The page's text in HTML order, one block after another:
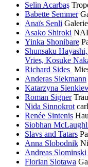
Selin Acarbaş
Babette Semmer
Anaïs Senli
Asako Shiroki
Yinka Shonibare
Shunsaku
Vries, Kosuke
Richard Sides
Anderas Siekmann
Katarzyna
Roman Signer
Nida Sinnokrot
Renée Sintenis
Siobhan
Slavs and Tatars
Anna Slobodnik
Andreas Slominski
Florian Slotawa